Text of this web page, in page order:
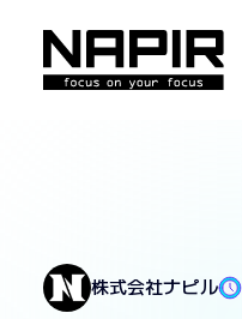
株式会社ナピル